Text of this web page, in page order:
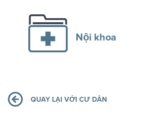
Nội khoa
QUAY LẠI VỚI CƯ DÂN